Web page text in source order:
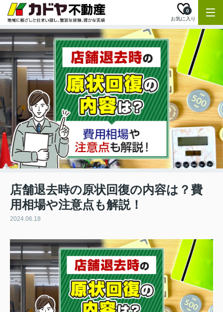
お気に入り
0
店舗退去時の原状回復の内容は？費
用相場や注意点も解説！
2024.06.18